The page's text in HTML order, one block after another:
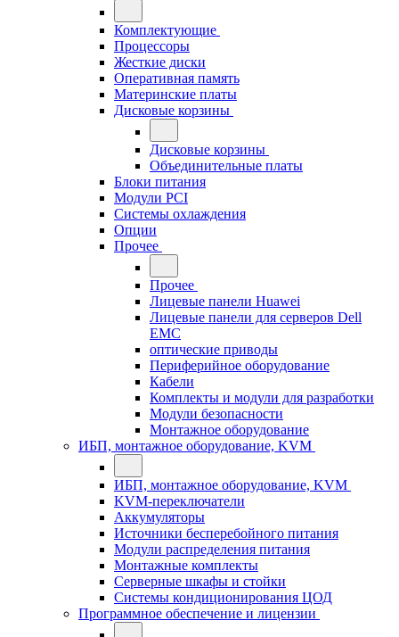
Комплектующие
Процессоры
Жесткие диски
Оперативная память
Материнские платы
Дисковые корзины
Дисковые корзины
Объединительные платы
Блоки питания
Модули PCI
Системы охлаждения
Опции
Прочее
Прочее
Лицевые панели Huawei
Лицевые панели для серверов Dell
EMC
оптические приводы
Периферийное оборудование
Кабели
Комплекты и модули для разработки
Модули безопасности
Монтажное оборудование
ИБП, монтажное оборудование, KVM
ИБП, монтажное оборудование, KVM
KVM-переключатели
Аккумуляторы
Источники бесперебойного питания
Модули распределения питания
Монтажные комплекты
Серверные шкафы и стойки
Системы кондиционирования ЦОД
Программное обеспечение и лицензии